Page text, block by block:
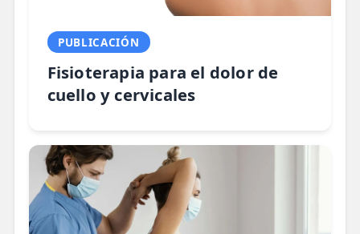
PUBLICACIÓN
Fisioterapia para el dolor de
cuello y cervicales